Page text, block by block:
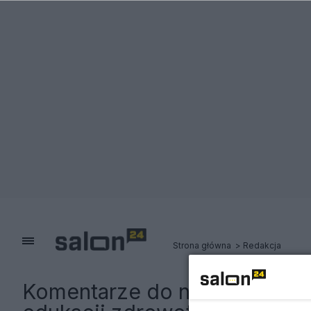
Strona główna Redakcja
Komentarze do notki:To